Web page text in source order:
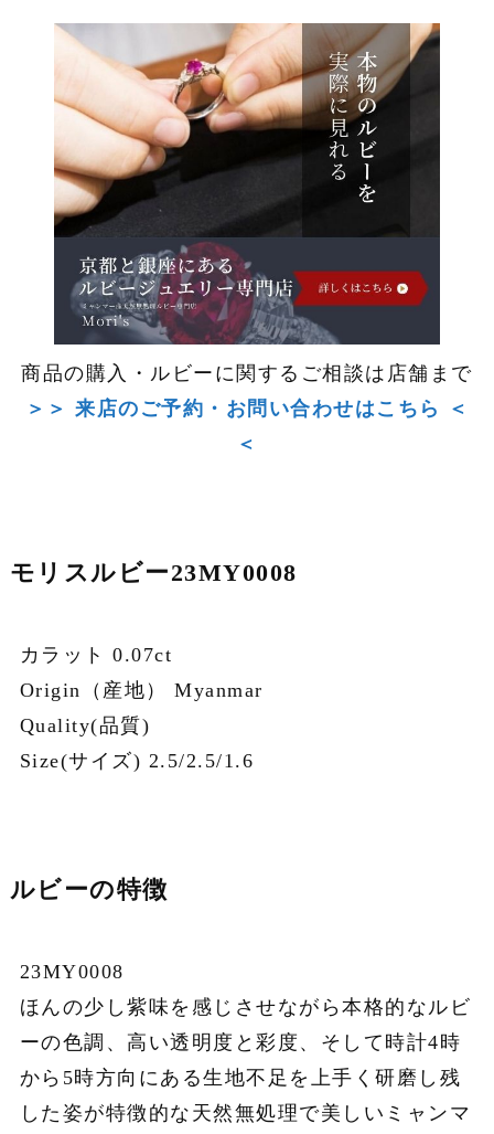
商品の購入・ルビーに関するご相談は店舗まで
＞＞ 来店のご予約・お問い合わせはこちら ＜
＜
モリスルビー23MY0008
カラット 0.07ct
Origin（産地） Myanmar
Quality(品質)
Size(サイズ) 2.5/2.5/1.6
ルビーの特徴
23MY0008
ほんの少し紫味を感じさせながら本格的なルビ
ーの色調、高い透明度と彩度、そして時計4時
から5時方向にある生地不足を上手く研磨し残
した姿が特徴的な天然無処理で美しいミャンマ